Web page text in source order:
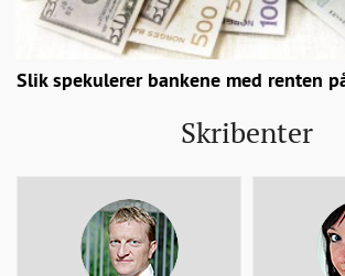
Slik spekulerer bankene med renten
Skribenter